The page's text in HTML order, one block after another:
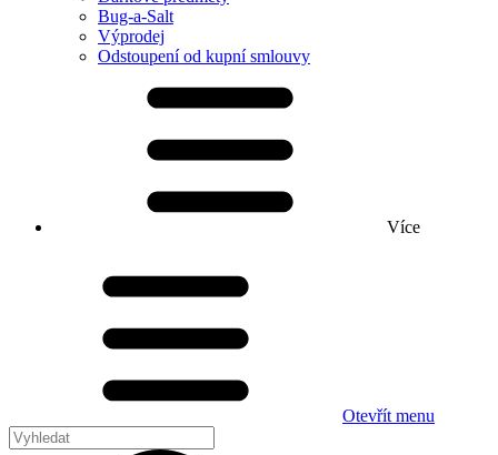
Bug-a-Salt
Výprodej
Odstoupení od kupní smlouvy
Více
Otevřít menu